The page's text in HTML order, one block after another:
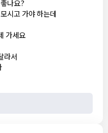
나요?
시고 가야 하는데
가세요
라서